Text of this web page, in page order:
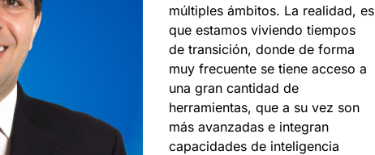
múltiples ámbitos. La realidad, es
que estamos viviendo tiempos
de transición, donde de forma
muy frecuente se tiene acceso a
una gran cantidad de
herramientas, que a su vez son
más avanzadas e integran
capacidades de inteligencia